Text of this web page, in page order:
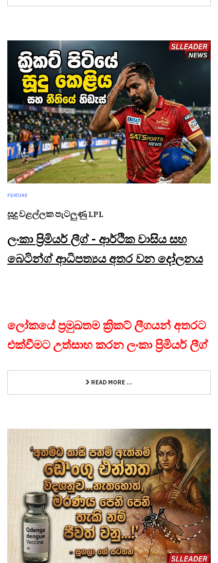
FEATURE
සූදු වළල්ලක පැටලුණු LPL
ලංකා ප්‍රිමියර් ලීග් - ආර්ථික වාසිය සහ
බෙටින්ග් ආධිපත්‍යය අතර වන දෝලනය
ලෝකයේ ප්‍රමුඛතම ක්‍රිකට් ලීගයන් අතරට
එක්වීමට උත්සාහ කරන ලංකා ප්‍රිමියර් ලීග්
READ MORE ...